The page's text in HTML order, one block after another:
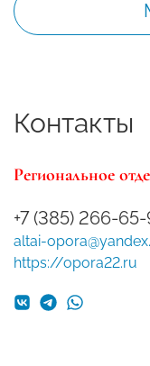
Контакты
Региональное
+7 (385) 266-
altai-
https://opora22.ru